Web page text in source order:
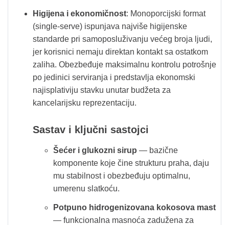
Higijena i ekonomičnost: Monoporcijski format
(single-serve) ispunjava najviše higijenske
standarde pri samoposluživanju većeg broja ljudi,
jer korisnici nemaju direktan kontakt sa ostatkom
zaliha. Obezbeđuje maksimalnu kontrolu potrošnje
po jedinici serviranja i predstavlja ekonomski
najisplativiju stavku unutar budžeta za
kancelarijsku reprezentaciju.
Sastav i ključni sastojci
Šećer i glukozni sirup — bazične
komponente koje čine strukturu praha, daju
mu stabilnost i obezbeđuju optimalnu,
umerenu slatkoću.
Potpuno hidrogenizovana kokosova mast
— funkcionalna masnoća zadužena za